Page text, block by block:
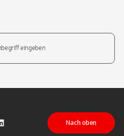
auf TikTok
Sparkasse auf LinkedIn
Nach oben